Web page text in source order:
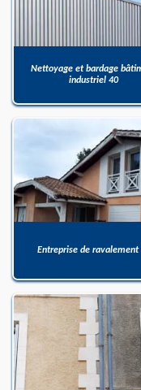
Nettoyage et bardage
industriel 40
Entreprise de ravalement